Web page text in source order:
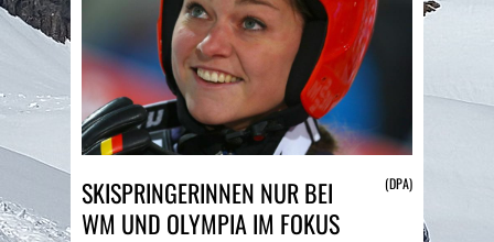
SKISPRINGERINNEN NUR BEI
WM UND OLYMPIA IM FOKUS
(DPA)